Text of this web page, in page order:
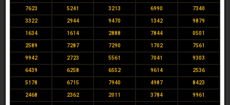
7623 5241 3213 6990 7340
3322 2944 9470 1342 9879
1634 1614 2888 7844 0501
2589 7287 7290 1702 7561
9942 2723 5561 7041 9303
6439 6258 6552 9614 2536
5178 6715 7940 4987 8423
2468 2362 2011 3784 9961